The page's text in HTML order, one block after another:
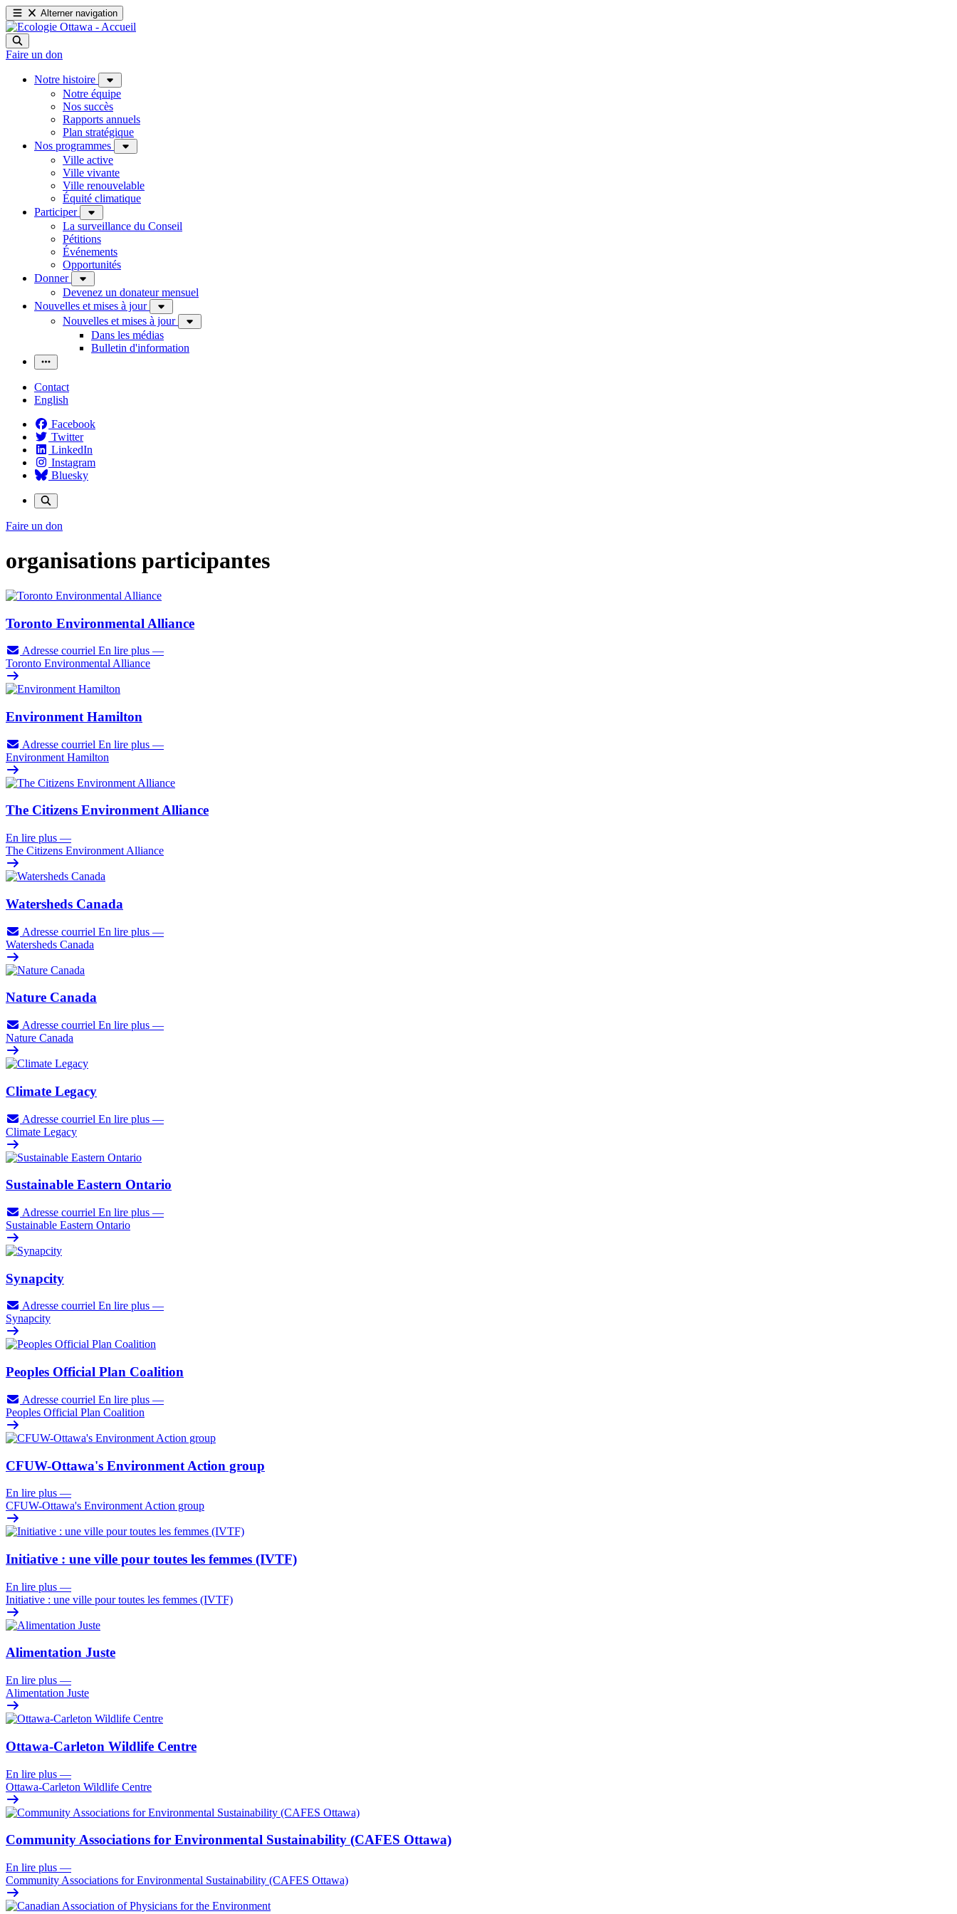
Alterner navigation
Faire un don
Notre histoire
Notre équipe
Nos succès
Rapports annuels
Plan stratégique
Nos programmes
Ville active
Ville vivante
Ville renouvelable
Équité climatique
Participer
La surveillance du Conseil
Pétitions
Événements
Opportunités
Donner
Devenez un donateur mensuel
Nouvelles et mises à jour
Nouvelles et mises à jour
Dans les médias
Bulletin d'information
Contact
English
Facebook
Twitter
LinkedIn
Instagram
Bluesky
Faire un don
organisations participantes
Toronto Environmental Alliance
Adresse courriel En lire plus —
Toronto Environmental Alliance
Environment Hamilton
Adresse courriel En lire plus —
Environment Hamilton
The Citizens Environment Alliance
En lire plus —
The Citizens Environment Alliance
Watersheds Canada
Adresse courriel En lire plus —
Watersheds Canada
Nature Canada
Adresse courriel En lire plus —
Nature Canada
Climate Legacy
Adresse courriel En lire plus —
Climate Legacy
Sustainable Eastern Ontario
Adresse courriel En lire plus —
Sustainable Eastern Ontario
Synapcity
Adresse courriel En lire plus —
Synapcity
Peoples Official Plan Coalition
Adresse courriel En lire plus —
Peoples Official Plan Coalition
CFUW-Ottawa's Environment Action group
En lire plus —
CFUW-Ottawa's Environment Action group
Initiative : une ville pour toutes les femmes (IVTF)
En lire plus —
Initiative : une ville pour toutes les femmes (IVTF)
Alimentation Juste
En lire plus —
Alimentation Juste
Ottawa-Carleton Wildlife Centre
En lire plus —
Ottawa-Carleton Wildlife Centre
Community Associations for Environmental Sustainability (CAFES Ottawa)
En lire plus —
Community Associations for Environmental Sustainability (CAFES Ottawa)